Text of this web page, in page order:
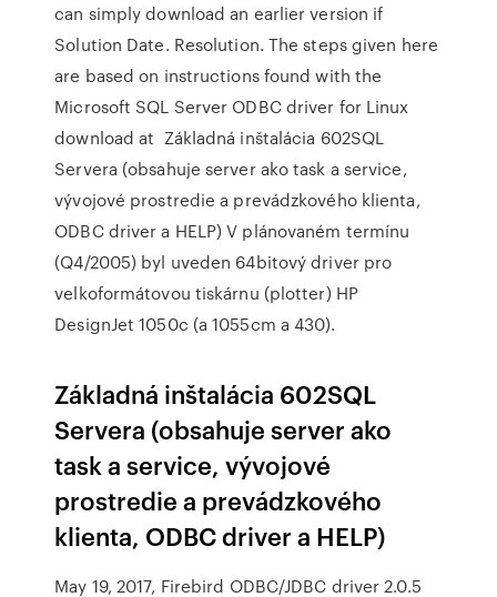
can simply download an earlier version if
Solution Date. Resolution. The steps given here
are based on instructions found with the
Microsoft SQL Server ODBC driver for Linux
download at Základná inštalácia 602SQL
Servera (obsahuje server ako task a service,
vývojové prostredie a prevádzkového klienta,
ODBC driver a HELP) V plánovaném termínu
(Q4/2005) byl uveden 64bitový driver pro
velkoformátovou tiskárnu (plotter) HP
DesignJet 1050c (a 1055cm a 430).
Základná inštalácia 602SQL
Servera (obsahuje server ako
task a service, vývojové
prostredie a prevádzkového
klienta, ODBC driver a HELP)
May 19, 2017, Firebird ODBC/JDBC driver 2.0.5